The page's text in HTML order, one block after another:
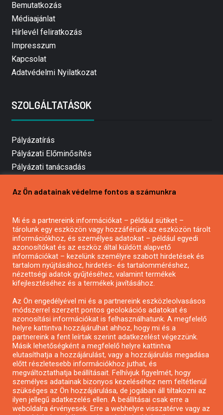
Bemutatkozás
Médiaajánlat
Hírlevél feliratkozás
Impresszum
Kapcsolat
Adatvédelmi Nyilatkozat
SZOLGÁLTATÁSOK
Pályázatírás
Pályázati Előminősítés
Pályázati tanácsadás
Mezőgazdasági pályázatírás
Pályázatírás civil szervezeteknek
Pályázatírás önkormányzatoknak
Pályázatfigyelés
Specifikus pályázatfigyelés vagy hírlevél
Pályázatok magánszemélyeknek
Pályázatok civil szervezeteknek
Pályázatok vállalkozásoknak
Önkormányzati pályázatok
Mezőgazdasági pályázatok
Falusi turizmus pályázatok
Napelem pályázatok
Az Ön adatainak védelme fontos a számunkra
Mi és a partnereink információkat – például sütiket –
tárolunk egy eszközön vagy hozzáférünk az eszközön tárolt
információkhoz, és személyes adatokat – például egyedi
azonosítókat és az eszköz által küldött alapvető
információkat – kezelünk személyre szabott hirdetések és
tartalom nyújtásához, hirdetés- és tartalomméréshez,
nézettségi adatok gyűjtéséhez, valamint termékek
kifejlesztéséhez és a termékek javításához.
Az Ön engedélyével mi és a partnereink eszközleolvasásos
módszerrel szerzett pontos geolokációs adatokat és
azonosítási információkat is felhasználhatunk. A megfelelő
helyre kattintva hozzájárulhat ahhoz, hogy mi és a
partnereink a fent leírtak szerint adatkezelést végezzünk.
Másik lehetőségként a megfelelő helyre kattintva
elutasíthatja a hozzájárulást, vagy a hozzájárulás megadása
előtt részletesebb információkhoz juthat, és
megváltoztathatja beállításait. Felhívjuk figyelmét, hogy
személyes adatainak bizonyos kezeléséhez nem feltétlenül
szükséges az Ön hozzájárulása, de jogában áll tiltakozni az
ilyen jellegű adatkezelés ellen. A beállításai csak erre a
weboldalra érvényesek. Erre a webhelyre visszatérve vagy az